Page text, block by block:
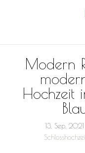
Modern
Hochzeit
13, Sep, 2021